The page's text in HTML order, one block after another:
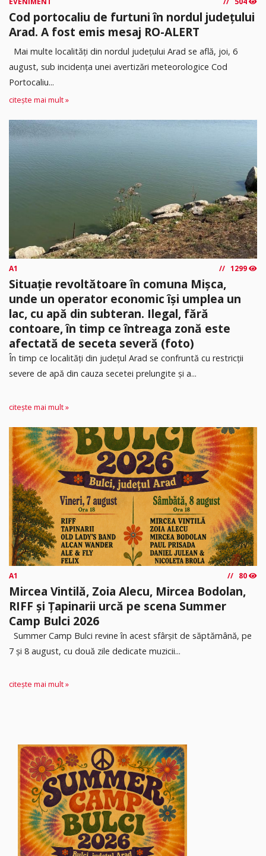
Cod portocaliu de furtuni în nordul județului
Arad. A fost emis mesaj RO-ALERT
Mai multe localități din nordul județului Arad se află, joi, 6
august, sub incidența unei avertizări meteorologice Cod
Portocaliu...
citește mai mult »
A1 1299
Situație revoltătoare în comuna Mișca,
unde un operator economic își umplea un
lac, cu apă din subteran. Ilegal, fără
contoare, în timp ce întreaga zonă este
afectată de seceta severă (foto)
În timp ce localități din județul Arad se confruntă cu restricții
severe de apă din cauza secetei prelungite și a...
citește mai mult »
A1 80
Mircea Vintilă, Zoia Alecu, Mircea Bodolan,
RIFF și Țapinarii urcă pe scena Summer
Camp Bulci 2026
Summer Camp Bulci revine în acest sfârșit de săptămână, pe
7 și 8 august, cu două zile dedicate muzicii...
citește mai mult »